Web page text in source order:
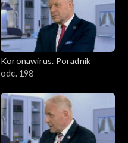
Koronawirus. Poradnik
odc. 198